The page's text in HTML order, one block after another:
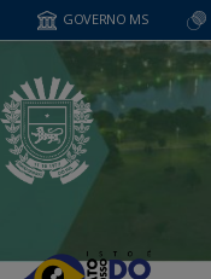
GOVERNO MS